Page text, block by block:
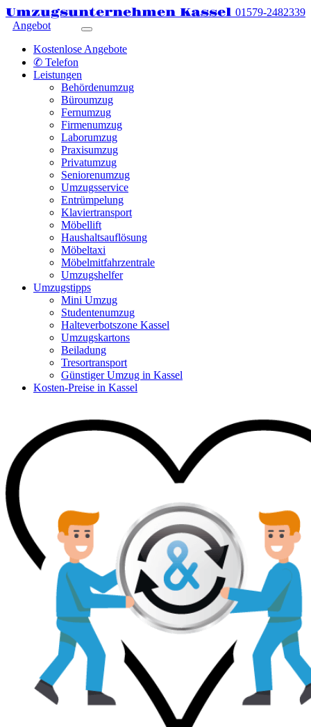
Umzugsunternehmen Kassel 01579-2482339
Angebot
Kostenlose Angebote
✆ Telefon
Leistungen
Behördenumzug
Büroumzug
Fernumzug
Firmenumzug
Laborumzug
Praxisumzug
Privatumzug
Seniorenumzug
Umzugsservice
Entrümpelung
Klaviertransport
Möbellift
Haushaltsauflösung
Möbeltaxi
Möbelmitfahrzentrale
Umzugshelfer
Umzugstipps
Mini Umzug
Studentenumzug
Halteverbotszone Kassel
Umzugskartons
Beiladung
Tresortransport
Günstiger Umzug in Kassel
Kosten-Preise in Kassel